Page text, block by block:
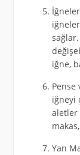
iğneler
iğne,
Pense
iğneyi
aletler
Yan